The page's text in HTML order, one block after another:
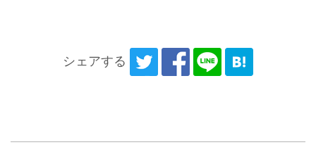
シェアする